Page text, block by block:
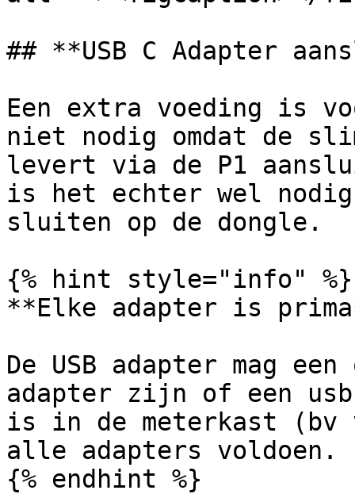
## **USB C Adapter
Een extra voeding is
niet nodig omdat de
levert via de P1
is het echter wel nodig
sluiten op de dongle.
{% hint style="info" %}
**Elke adapter is
De USB adapter mag
adapter zijn of een
is in de meterkast (bv
alle adapters voldoen.
{% endhint %}